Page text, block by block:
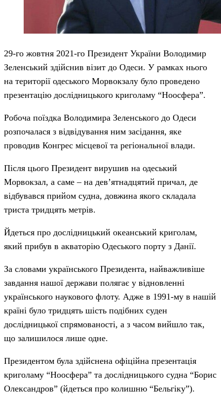
29-го жовтня 2021-го Президент України Володимир
Зеленський здійснив візит до Одеси. У рамках нього
на території одеського Морвокзалу було проведено
презентацію дослідницького криголаму “Ноосфера”.
Робоча поїздка Володимира Зеленського до Одеси
розпочалася з відвідування ним засідання, яке
проводив Конгрес місцевої та регіональної влади.
Після цього Президент вирушив на одеський
Морвокзал, а саме – на дев’ятнадцятий причал, де
відбувався прийом судна, довжина якого складала
триста тридцять метрів.
Йдеться про дослідницький океанський криголам,
який прибув в акваторію Одеського порту з Данії.
За словами українського Президента, найважливіше
завдання нашої держави полягає у відновленні
українського наукового флоту. Адже в 1991-му в нашій
країні було тридцять шість подібних суден
дослідницької спрямованості, а з часом вийшло так,
що залишилося лише одне.
Президентом була здійснена офіційна презентація
криголаму “Ноосфера” та дослідницького судна “Борис
Олександров” (йдеться про колишню “Бельгіку”).